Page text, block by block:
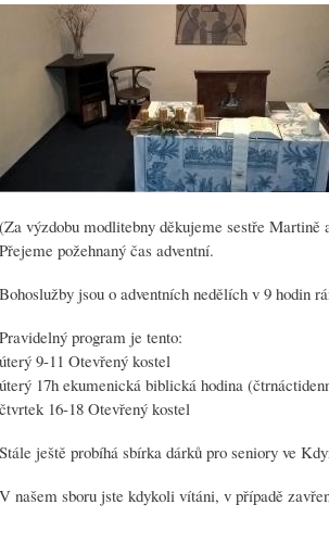
(Za výzdobu modlitebny děkujeme sestře Martině
Přejeme požehnaný čas adventní.
Bohoslužby jsou o adventních nedělích v 9 hodin
Pravidelný program je tento:
úterý 9-11 Otevřený kostel
úterý 17h ekumenická biblická hodina
čtvrtek 16-18 Otevřený kostel
Stále ještě probíhá sbírka dárků pro seniory ve
V našem sboru jste kdykoli vítáni, v případě